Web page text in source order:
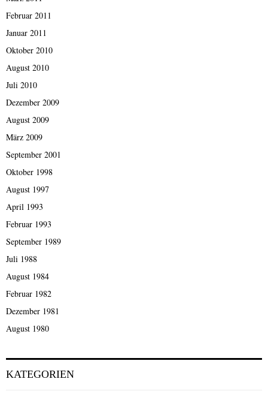
Februar 2011
Januar 2011
Oktober 2010
August 2010
Juli 2010
Dezember 2009
August 2009
März 2009
September 2001
Oktober 1998
August 1997
April 1993
Februar 1993
September 1989
Juli 1988
August 1984
Februar 1982
Dezember 1981
August 1980
KATEGORIEN